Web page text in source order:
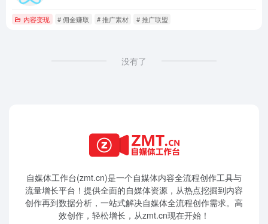
内容变现 # 佣金赚取 # 推广素材 # 推广联盟
没有了
自媒体工作台(zmt.cn)是一个自媒体内容全流程创作工具与
流量增长平台！提供全面的自媒体资源，从热点挖掘到内容
创作再到数据分析，一站式解决自媒体全流程创作需求。高
效创作，轻松增长，从zmt.cn现在开始！